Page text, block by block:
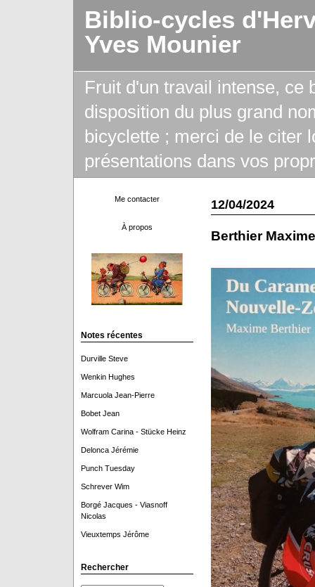
Biblio-cycles
Yves Mounier
Fruit d'un travail intense, ce
disposition du plus grand
bicyclette ; merci de le citer
présentations dans vos
Me contacter
À propos
Notes récentes
Durville Steve
Wenkin Hughes
Marcuola Jean-Pierre
Bobet Jean
Wolfram Carina - Stücke Heinz
Delonca Jérémie
Punch Tuesday
Schrever Wim
Borgé Jacques - Viasnoff
Nicolas
Vieuxtemps Jérôme
Rechercher
12/04/2024
Berthier Maxime